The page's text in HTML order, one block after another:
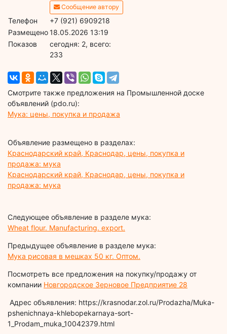
Сообщение автору
Телефон
+7 (921) 6909218
Размещено18.05.2026 13:19
Показов
cегодня: 2, всего:
233
Смотрите также предложения на Промышленной доске
объявлений (pdo.ru):
Мука: цены, покупка и продажа
Объявление размещено в разделах:
Краснодарский край, Краснодар, цены, покупка и
продажа: мука
Краснодарский край, Краснодар, цены, покупка и
продажа: мука
Следующее объявление в разделе мука:
Wheat flour. Manufacturing. export.
Предыдущее объявление в разделе мука:
Мука рисовая в мешках 50 кг. Оптом.
Посмотреть все предложения на покупку/продажу от
компании Новгородское Зерновое Предприятие 28
Адрес объявления: https://krasnodar.zol.ru/Prodazha/Muka-
pshenichnaya-khlebopekarnaya-sort-
1_Prodam_muka_10042379.html